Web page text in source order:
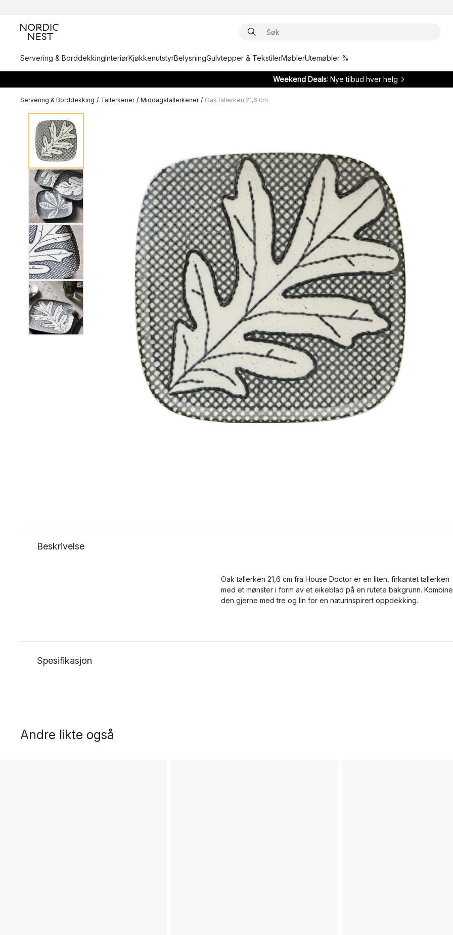
Servering & BorddekkingInteriørKjøkkenutstyrBelysningGulvtepper & TekstilerMøblerUtemøbler %
Weekend Deals: Nye tilbud hver helg
Servering & Borddekking / Tallerkener / Middagstallerkener / Oak tallerken 21,6 cm
Beskrivelse
Oak tallerken 21,6 cm fra House Doctor er en liten, firkantet tallerken
med et mønster i form av et eikeblad på en rutete bakgrunn.
den gjerne med tre og lin for en naturinspirert oppdekking.
Spesifikasjon
Andre likte også